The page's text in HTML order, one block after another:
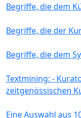
Begriffe, die dem
Begriffe, die der
Begriffe, die dem
Textmining: -
zeitgenössischen
Eine Auswahl aus